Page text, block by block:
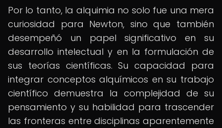
Por lo tanto, la alquimia no solo fue una mera
curiosidad para Newton, sino que también
desempeñó un papel significativo en su
desarrollo intelectual y en la formulación de
sus teorías científicas. Su capacidad para
integrar conceptos alquímicos en su trabajo
científico demuestra la complejidad de su
pensamiento y su habilidad para trascender
las fronteras entre disciplinas aparentemente